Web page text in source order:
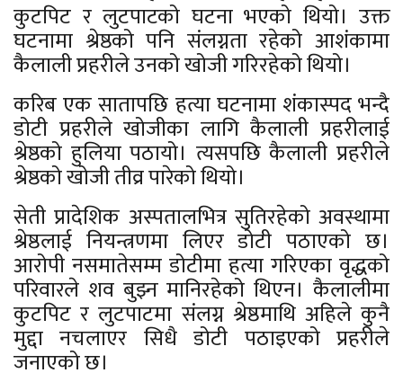
कुटपिट र लुटपाटको घटना भएको थियो। उक्त
घटनामा श्रेष्ठको पनि संलग्नता रहेको आशंकामा
कैलाली प्रहरीले उनको खोजी गरिरहेको थियो।
करिब एक सातापछि हत्या घटनामा शंकास्पद भन्दै
डोटी प्रहरीले खोजीका लागि कैलाली प्रहरीलाई
श्रेष्ठको हुलिया पठायो। त्यसपछि कैलाली प्रहरीले
श्रेष्ठको खोजी तीव्र पारेको थियो।
सेती प्रादेशिक अस्पतालभित्र सुतिरहेको अवस्थामा
श्रेष्ठलाई नियन्त्रणमा लिएर डोटी पठाएको छ।
आरोपी नसमातेसम्म डोटीमा हत्या गरिएका वृद्धको
परिवारले शव बुझ्न मानिरहेको थिएन। कैलालीमा
कुटपिट र लुटपाटमा संलग्न श्रेष्ठमाथि अहिले कुनै
मुद्दा नचलाएर सिधै डोटी पठाइएको प्रहरीले
जनाएको छ।